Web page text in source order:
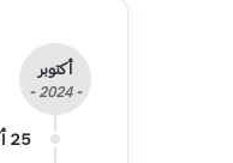
أكتوبر
- 2024 -
25 أكتوبر